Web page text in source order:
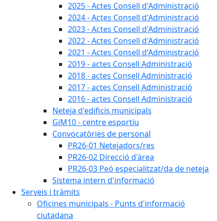
2025 - Actes Consell d'Administració
2024 - Actes Consell d'Administració
2023 - Actes Consell d'Administració
2022 - Actes Consell d'Administració
2021 - Actes Consell d'Administració
2019 - actes Consell Administració
2018 - actes Consell Administració
2017 - actes Consell Administració
2016 - actes Consell Administració
Neteja d'edificis municipals
GiM10 - centre esportiu
Convocatòries de personal
PR26-01 Netejadors/res
PR26-02 Direcció d'àrea
PR26-03 Peó especialitzat/da de neteja
Sistema intern d'informació
Serveis i tràmits
Oficines municipals - Punts d'informació
ciutadana